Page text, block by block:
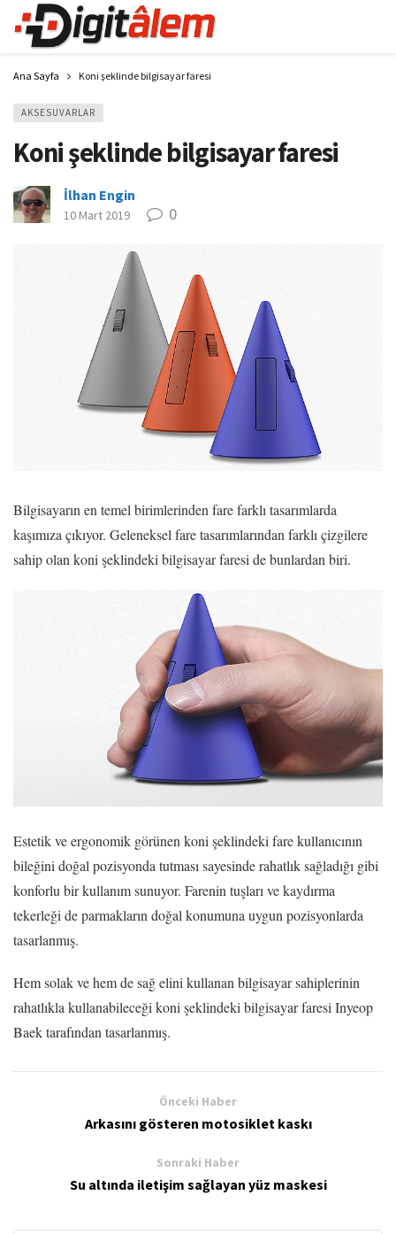
Ana Sayfa Koni şeklinde bilgisayar faresi
AKSESUVARLAR
Koni şeklinde bilgisayar faresi
İlhan Engin
10 Mart 2019 0
Bilgisayarın en temel birimlerinden fare farklı tasarımlarda
kaşımıza çıkıyor. Geleneksel fare tasarımlarından farklı çizgilere
sahip olan koni şeklindeki bilgisayar faresi de bunlardan biri.
Estetik ve ergonomik görünen koni şeklindeki fare kullanıcının
bileğini doğal pozisyonda tutması sayesinde rahatlık sağladığı gibi
konforlu bir kullanım sunuyor. Farenin tuşları ve kaydırma
tekerleği de parmakların doğal konumuna uygun pozisyonlarda
tasarlanmış.
Hem solak ve hem de sağ elini kullanan bilgisayar sahiplerinin
rahatlıkla kullanabileceği koni şeklindeki bilgisayar faresi Inyeop
Baek tarafından tasarlanmış.
Önceki Haber
Arkasını gösteren motosiklet kaskı
Sonraki Haber
Su altında iletişim sağlayan yüz maskesi